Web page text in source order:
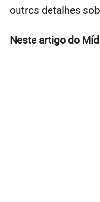
outros detalhes
Neste artigo do